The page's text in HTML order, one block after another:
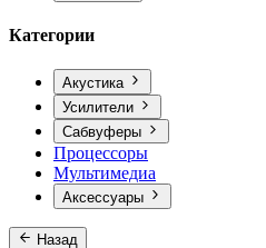
Категории
Акустика
Усилители
Сабвуферы
Процессоры
Мультимедиа
Аксессуары
Назад